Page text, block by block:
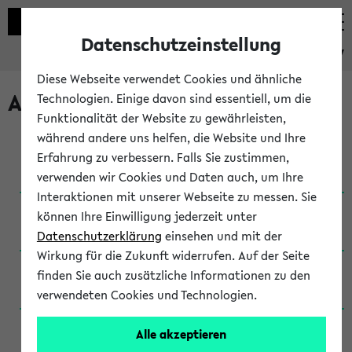
eKVV
Archivierte Studiengänge
Anglistik: British and American Studies / B.A.
(Einschreibung bis WiSe 16/17)
Anglistik: British and American Studies / B.A.
(Einschreibung bis SoSe 2015)
Anglistik: British and American Studies / B.A.
(Einschreibung bis SoSe 2013)
Anglistik: British and American Studies / Ba
(Einschreibung bis SoSe 2011)
Datenschutzeinstellung
Diese Webseite verwendet Cookies und ähnliche
Technologien. Einige davon sind essentiell, um die
Funktionalität der Website zu gewährleisten,
während andere uns helfen, die Website und Ihre
Erfahrung zu verbessern. Falls Sie zustimmen,
verwenden wir Cookies und Daten auch, um Ihre
Interaktionen mit unserer Webseite zu messen. Sie
können Ihre Einwilligung jederzeit unter
Datenschutzerklärung einsehen und mit der
Wirkung für die Zukunft widerrufen. Auf der Seite
finden Sie auch zusätzliche Informationen zu den
verwendeten Cookies und Technologien.
Alle akzeptieren